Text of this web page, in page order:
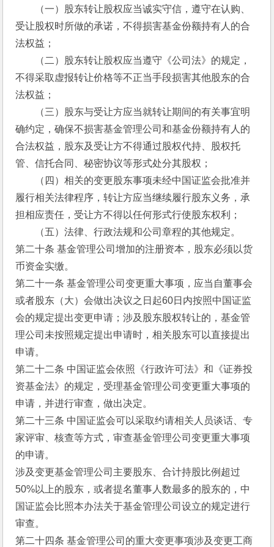
（一）股东转让股权应当诚实守信，遵守在认购、
受让股权时所做的承诺，不得损害基金份额持有人的合
法权益；
（二）股东转让股权应当遵守《公司法》的规定，
不得采取虚报转让价格等不正当手段损害其他股东的合
法权益；
（三）股东与受让方应当就转让期间的有关事宜明
确约定，确保不损害基金管理公司和基金份额持有人的
合法权益，股东及受让方不得通过股权代持、股权托
管、信托合同、秘密协议等形式处分其股权；
（四）相关的变更股东事项未经中国证监会批准并
履行相关法律程序，转让方应当继续履行股东义务，承
担相应责任，受让方不得以任何形式行使股东权利；
（五）法律、行政法规和公司章程的其他规定。
第二十条 基金管理公司增加的注册资本，股东必须以货
币资金实缴。
第二十一条 基金管理公司变更重大事项，应当自董事会
或者股东（大）会做出决议之日起60日内按照中国证监
会的规定提出变更申请；涉及股东股权转让的，基金管
理公司未按照规定提出申请时，相关股东可以直接提出
申请。
第二十二条 中国证监会依照《行政许可法》和《证券投
资基金法》的规定，受理基金管理公司变更重大事项的
申请，并进行审查，做出决定。
第二十三条 中国证监会可以采取约请相关人员谈话、专
家评审、核查等方式，审查基金管理公司变更重大事项
的申请。
涉及变更基金管理公司主要股东、合计持股比例超过
50%以上的股东，或者提名董事人数最多的股东的，中
国证监会比照本办法关于基金管理公司设立的规定进行
审查。
第二十四条 基金管理公司的重大变更事项涉及变更工商